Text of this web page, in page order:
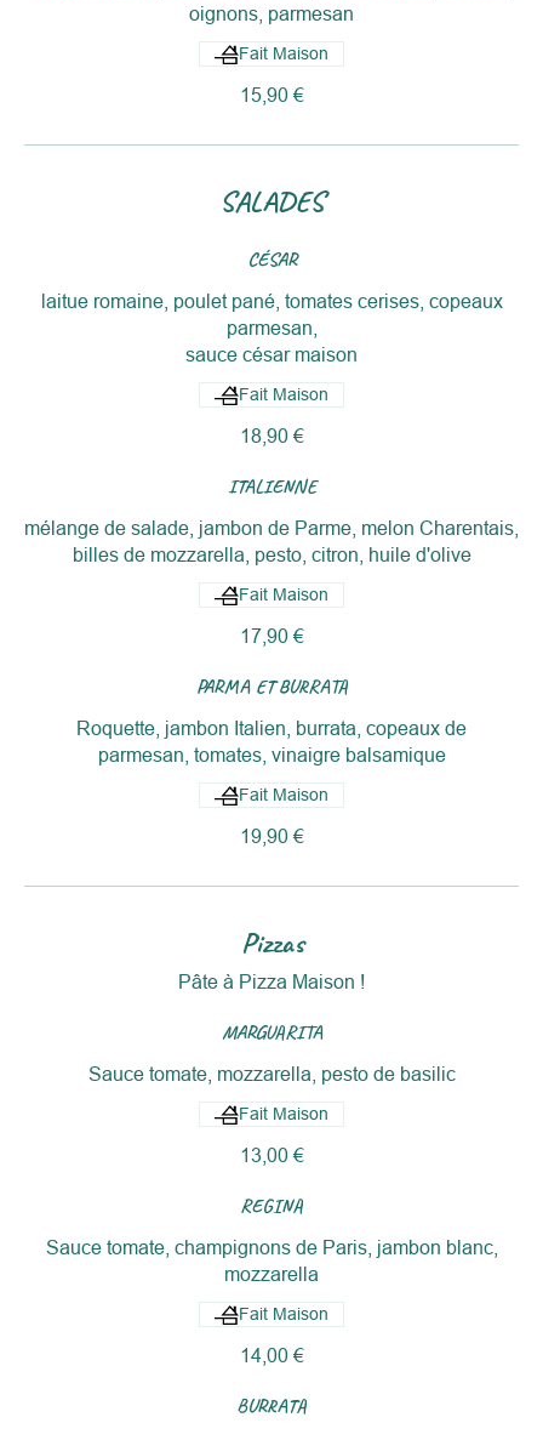
oignons, parmesan
15,90 €
Fait Maison
SALADES
CÉSAR
laitue romaine, poulet pané, tomates cerises, copeaux
parmesan,
sauce césar maison
18,90 €
Fait Maison
ITALIENNE
mélange de salade, jambon de Parme, melon Charentais,
billes de mozzarella, pesto, citron, huile d'olive
17,90 €
Fait Maison
PARMA ET BURRATA
Roquette, jambon Italien, burrata, copeaux de
parmesan, tomates, vinaigre balsamique
19,90 €
Fait Maison
Pizzas
Pâte à Pizza Maison !
MARGUARITA
Sauce tomate, mozzarella, pesto de basilic
13,00 €
Fait Maison
REGINA
Sauce tomate, champignons de Paris, jambon blanc,
mozzarella
14,00 €
Fait Maison
BURRATA